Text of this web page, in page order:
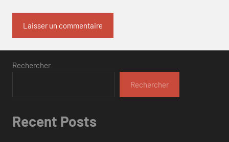
Rechercher
Rechercher
Recent Posts